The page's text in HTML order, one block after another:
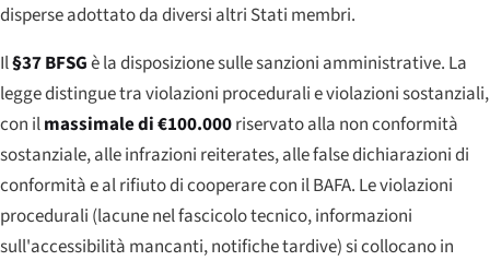
disperse adottato da diversi altri Stati membri.
Il§37 BFSGè la disposizione sulle sanzioni amministrative. La
legge distingue tra violazioni procedurali e violazioni sostanziali,
con ilmassimale di €100.000riservato alla non conformità
sostanziale, alle infrazioni reiterates, alle false dichiarazioni di
conformità e al rifiuto di cooperare con il BAFA. Le violazioni
procedurali (lacune nel fascicolo tecnico, informazioni
sull'accessibilità mancanti, notifiche tardive) si collocano in